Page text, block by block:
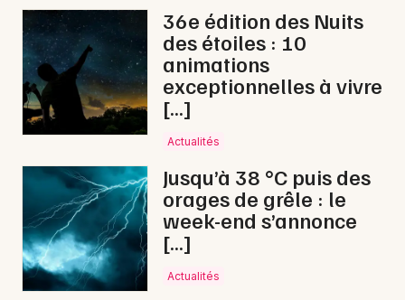
Sorties famille
Expos
Sorties & loisirs
Foires & salons en Savoie
Foires & salons en Rhône-Alpes
Foires & salons en Auvergne-Rhône-Alpes
Toutes les villes
36e édition des Nuits
des étoiles : 10
animations
exceptionnelles à vivre
[…]
Actualités
Jusqu’à 38 °C puis des
orages de grêle : le
week-end s’annonce
[…]
Actualités